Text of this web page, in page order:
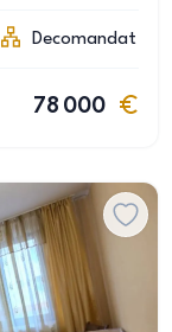
Decomandat
78 000